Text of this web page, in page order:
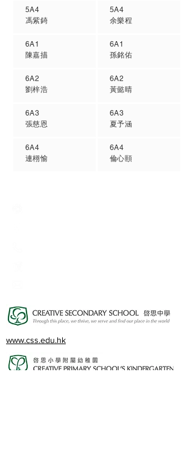
5A4
馮紫錡
6A1
陳嘉描
6A2
劉梓浩
6A3
張慈恩
6A4
連栩愉
5A4
余樂程
6A1
孫銘佑
6A2
黃懿晴
6A3
夏予涵
6A4
倫心頤
www.css.edu.hk